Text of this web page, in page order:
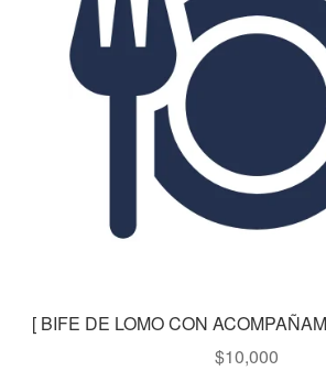
[ BIFE DE LOMO CON
$10,000